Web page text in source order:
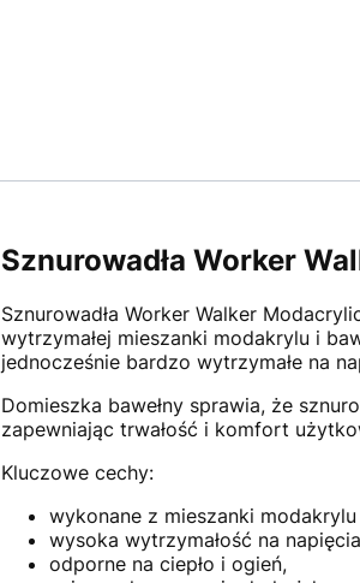
Sznurowadła Worker
Sznurowadła Worker Walker
wytrzymałej mieszanki modakrylu i
jednocześnie bardzo wytrzymałe na
Domieszka bawełny sprawia, że
zapewniając trwałość i komfort
Kluczowe cechy:
wykonane z mieszanki modakrylu
wysoka wytrzymałość na
odporne na ciepło i ogień,